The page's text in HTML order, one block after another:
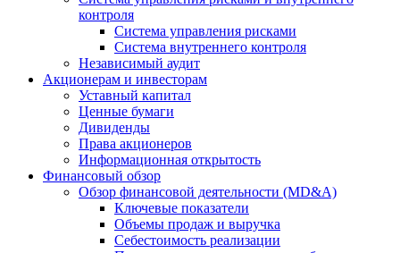
контроля
Система управления рисками
Система внутреннего контроля
Независимый аудит
Акционерам и инвесторам
Уставный капитал
Ценные бумаги
Дивиденды
Права акционеров
Информационная открытость
Финансовый обзор
Обзор финансовой деятельности (MD&A)
Ключевые показатели
Объемы продаж и выручка
Себестоимость реализации